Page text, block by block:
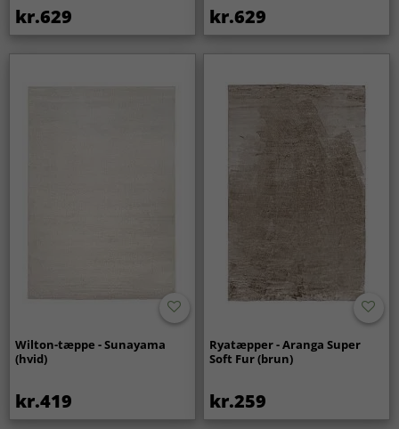
kr.629 kr.629
Wilton-tæppe - Sunayama
(hvid)
kr.419
Ryatæpper - Aranga Super
Soft Fur (brun)
kr.259